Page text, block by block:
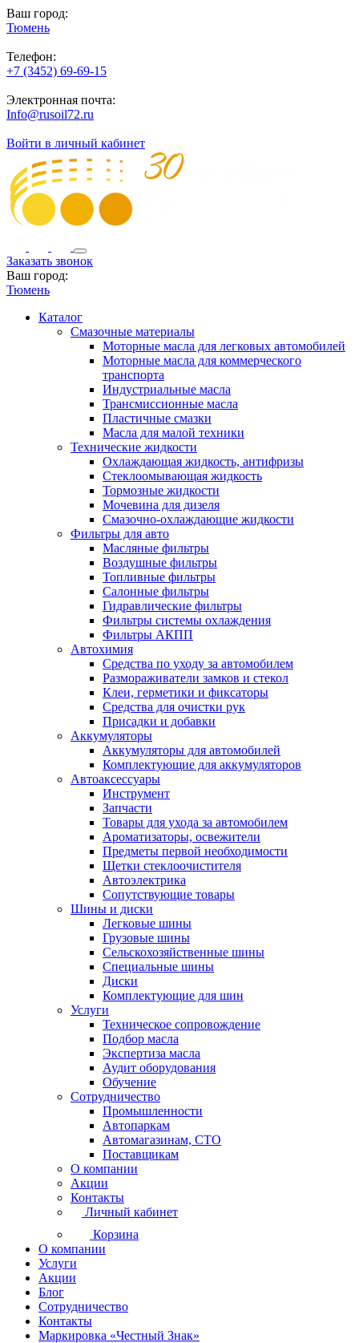
Ваш город:
Тюмень
Телефон:
+7 (3452) 69-69-15
Электронная почта:
Info@rusoil72.ru
Войти в личный кабинет
Заказать звонок
Ваш город:
Тюмень
Каталог
Смазочные материалы
Моторные масла для легковых автомобилей
Моторные масла для коммерческого
транспорта
Индустриальные масла
Трансмиссионные масла
Пластичные смазки
Масла для малой техники
Технические жидкости
Охлаждающая жидкость, антифризы
Стеклоомывающая жидкость
Тормозные жидкости
Мочевина для дизеля
Смазочно-охлаждающие жидкости
Фильтры для авто
Масляные фильтры
Воздушные фильтры
Топливные фильтры
Салонные фильтры
Гидравлические фильтры
Фильтры системы охлаждения
Фильтры АКПП
Автохимия
Средства по уходу за автомобилем
Размораживатели замков и стекол
Клеи, герметики и фиксаторы
Средства для очистки рук
Присадки и добавки
Аккумуляторы
Аккумуляторы для автомобилей
Комплектующие для аккумуляторов
Автоаксессуары
Инструмент
Запчасти
Товары для ухода за автомобилем
Ароматизаторы, освежители
Предметы первой необходимости
Щетки стеклоочистителя
Автоэлектрика
Сопутствующие товары
Шины и диски
Легковые шины
Грузовые шины
Сельскохозяйственные шины
Специальные шины
Диски
Комплектующие для шин
Услуги
Техническое сопровождение
Подбор масла
Экспертиза масла
Аудит оборудования
Обучение
Сотрудничество
Промышленности
Автопаркам
Автомагазинам, СТО
Поставщикам
О компании
Акции
Контакты
Личный кабинет
Корзина
О компании
Услуги
Акции
Блог
Сотрудничество
Контакты
Маркировка «Честный Знак»